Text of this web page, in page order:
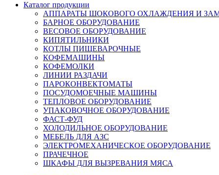
Каталог продукции
АППАРАТЫ ШОКОВОГО ОХЛАЖДЕНИЯ И
БАРНОЕ ОБОРУДОВАНИЕ
ВЕСОВОЕ ОБОРУДОВАНИЕ
КИПЯТИЛЬНИКИ
КОТЛЫ ПИЩЕВАРОЧНЫЕ
КОФЕМАШИНЫ
КОФЕМОЛКИ
ЛИНИИ РАЗДАЧИ
ПАРОКОНВЕКТОМАТЫ
ПОСУДОМОЕЧНЫЕ МАШИНЫ
ТЕПЛОВОЕ ОБОРУДОВАНИЕ
УПАКОВОЧНОЕ ОБОРУДОВАНИЕ
ФАСТ-ФУД
ХОЛОДИЛЬНОЕ ОБОРУДОВАНИЕ
МЕБЕЛЬ ДЛЯ АЗС
ЭЛЕКТРОМЕХАНИЧЕСКОЕ ОБОРУДОВАНИЕ
ПРАЧЕЧНОЕ
ШКАФЫ ДЛЯ ВЫЗРЕВАНИЯ МЯСА